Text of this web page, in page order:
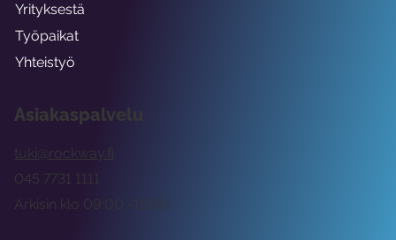
Asiakaspalvelu
tuki@rockway.fi
Arkisin klo 09:00 -15:00
045 7731 1111
Yrityksestä
Työpaikat
Yhteistyö